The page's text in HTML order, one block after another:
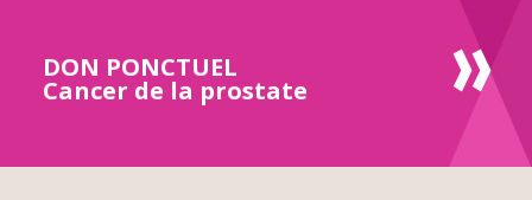
DON PONCTUEL
Cancer de la prostate